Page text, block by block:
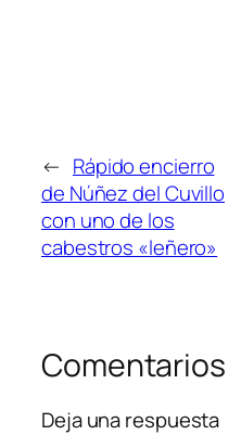
← Rápido encierro
de Núñez del Cuvillo
con uno de los
cabestros «leñero»
Comentarios
Deja una respuesta